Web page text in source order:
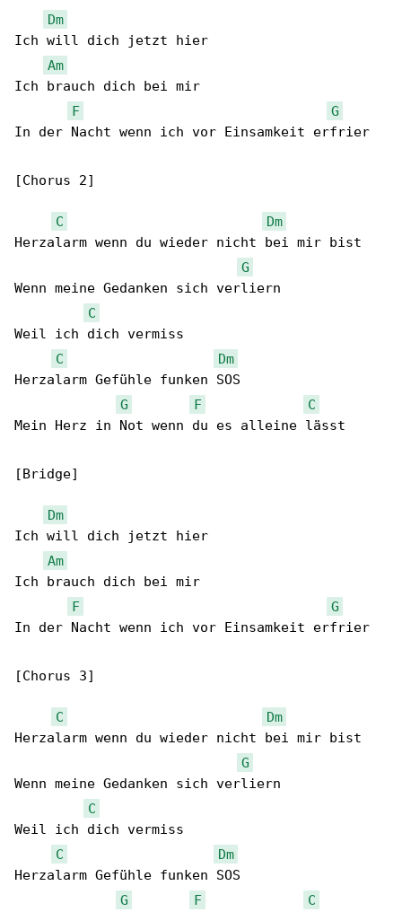
Dm
Ich will dich jetzt hier
Am
Ich brauch dich bei mir
F
G
In der Nacht wenn ich vor Einsamkeit erfrier
[Chorus 2]
C
Dm
Herzalarm wenn du wieder nicht bei mir bist
G
Wenn meine Gedanken sich verliern
C
Weil ich dich vermiss
C
Dm
Herzalarm Gefühle funken SOS
G
F
C
Mein Herz in Not wenn du es alleine lässt
[Bridge]
Dm
Ich will dich jetzt hier
Am
Ich brauch dich bei mir
F
G
In der Nacht wenn ich vor Einsamkeit erfrier
[Chorus 3]
C
Dm
Herzalarm wenn du wieder nicht bei mir bist
G
Wenn meine Gedanken sich verliern
C
Weil ich dich vermiss
C
Dm
Herzalarm Gefühle funken SOS
G
F
C